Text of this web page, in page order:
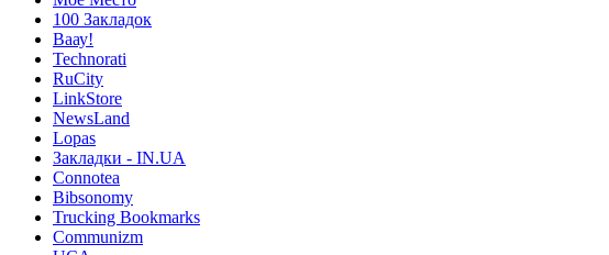
100 Закладок
Ваау!
Technorati
RuCity
LinkStore
NewsLand
Lopas
Закладки - IN.UA
Connotea
Bibsonomy
Trucking Bookmarks
Communizm